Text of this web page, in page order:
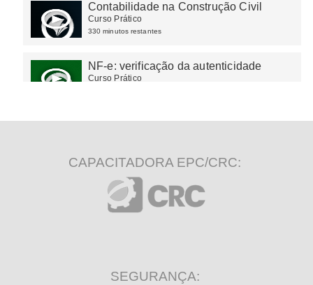
Contabilidade na Construção Civil
Curso Prático
330 minutos restantes
NF-e: verificação da autenticidade
Curso Prático
CAPACITADORA EPC/CRC:
SEGURANÇA: